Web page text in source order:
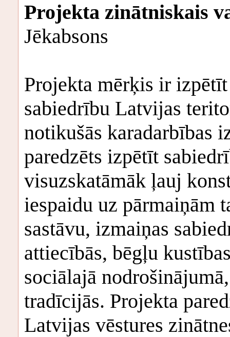
Projekta zinātniskais
Jēkabsons
Projekta mērķis ir
sabiedrību Latvijas
notikušās karadarbības
paredzēts izpētīt
visuzskatāmāk ļauj
iespaidu uz pārmaiņām
sastāvu, izmaiņas
attiecībās, bēgļu
sociālajā
tradīcijās. Projekta
Latvijas vēstures